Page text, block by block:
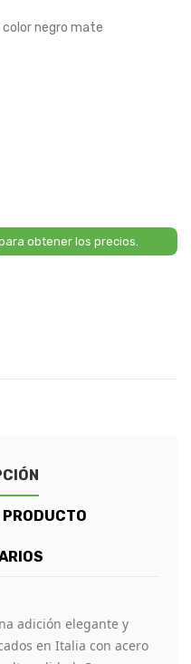
color negro mate
obtener los precios.
adición elegante y
en Italia con acero